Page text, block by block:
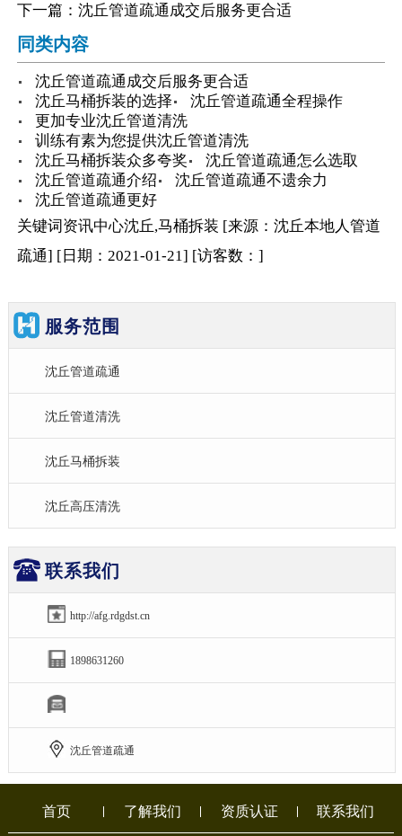
下一篇： 沈丘管道疏通成交后服务更合适
同类内容
沈丘管道疏通成交后服务更合适
沈丘马桶拆装的选择
沈丘管道疏通全程操作
更加专业沈丘管道清洗
训练有素为您提供沈丘管道清洗
沈丘马桶拆装众多夸奖
沈丘管道疏通怎么选取
沈丘管道疏通介绍
沈丘管道疏通不遗余力
沈丘管道疏通更好
关键词 资讯中心沈丘,马桶拆装 [来源：沈丘本地人管道
疏通] [日期：2021-01-21] [访客数： ]
服务范围
沈丘管道疏通
沈丘管道清洗
沈丘马桶拆装
沈丘高压清洗
联系我们
http://afg.rdgdst.cn
1898631260
沈丘管道疏通
首页 了解我们 资质认证 联系我们